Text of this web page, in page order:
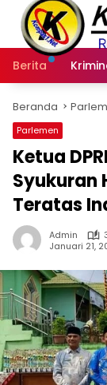
Langsung
konten
Berita
Beranda
Parlemen
Ketua
Syukuran
Teratas
Admin
Januari 21,